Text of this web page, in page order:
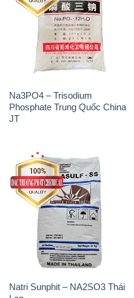
Na3PO4 – Trisodium
Phosphate Trung Quốc China
Natri Sunphit – NA2SO3 Thái